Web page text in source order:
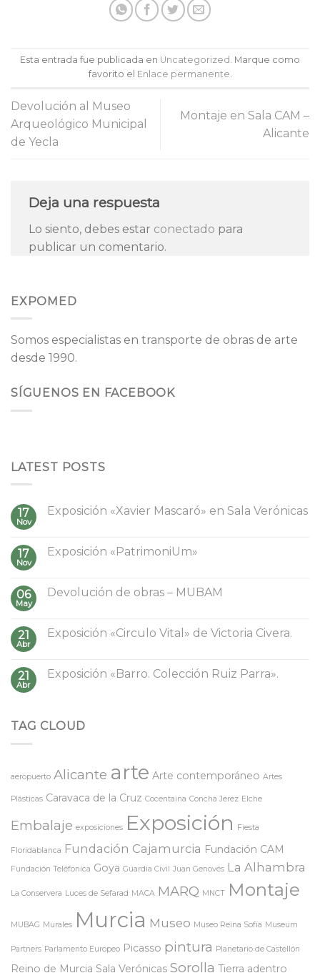
Esta entrada fue publicada en Uncategorized . Marque como
favorito el Enlace permanente.
Devolución al Museo
Arqueológico Municipal
de Yecla
Montaje en Sala CAM –
Alicante
Deja una respuesta
Lo siento, debes estar conectado para
publicar un comentario.
EXPOMED
Somos especialistas en transporte de obras de arte
desde 1990.
SÍGUENOS EN FACEBOOK
LATEST POSTS
17
Nov
Exposición «Xavier Mascaró» en Sala Verónicas
17
Nov
Exposición «PatrimoniUm»
06
May
Devolución de obras – MUBAM
21
Abr
Exposición «Circulo Vital» de Victoria Civera.
21
Abr
Exposición «Barro. Colección Ruiz Parra».
TAG CLOUD
aeropuerto Alicante arte Arte contemporáneo Artes
Plásticas Caravaca de la Cruz Cocentaina Concha Jerez Elche
Embalaje exposiciones Exposición Fiesta
Floridablanca Fundación Cajamurcia Fundación CAM
Fundación Teléfonica Goya Guardia Civil Juan Genovés La Alhambra
La Conservera Luces de Sefarad MACA MARQ MNCT Montaje
MUBAG Murales Murcia Museo Museo Reina Sofía Museum
Partners Parlamento Europeo Picasso pintura Planetario de Castellón
Reino de Murcia Sala Verónicas Sorolla Tierra adentro